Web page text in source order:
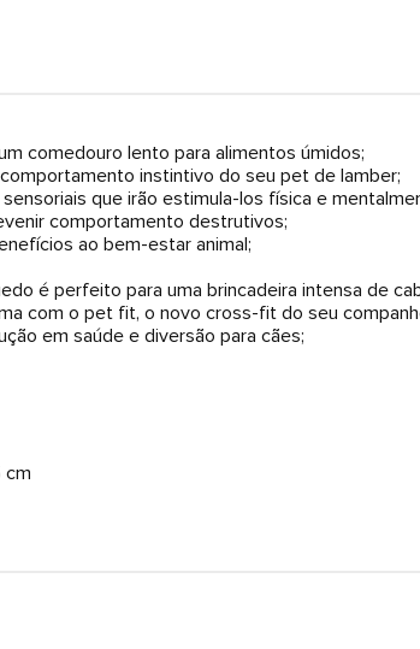
comedouro lento para alimentos úmidos;
instintivo do seu pet de lamber;
que irão estimula-los física e
comportamento destrutivos;
ao bem-estar animal;
é perfeito para uma brincadeira intensa de
com o pet fit, o novo cross-fit do seu
em saúde e diversão para cães;
cm